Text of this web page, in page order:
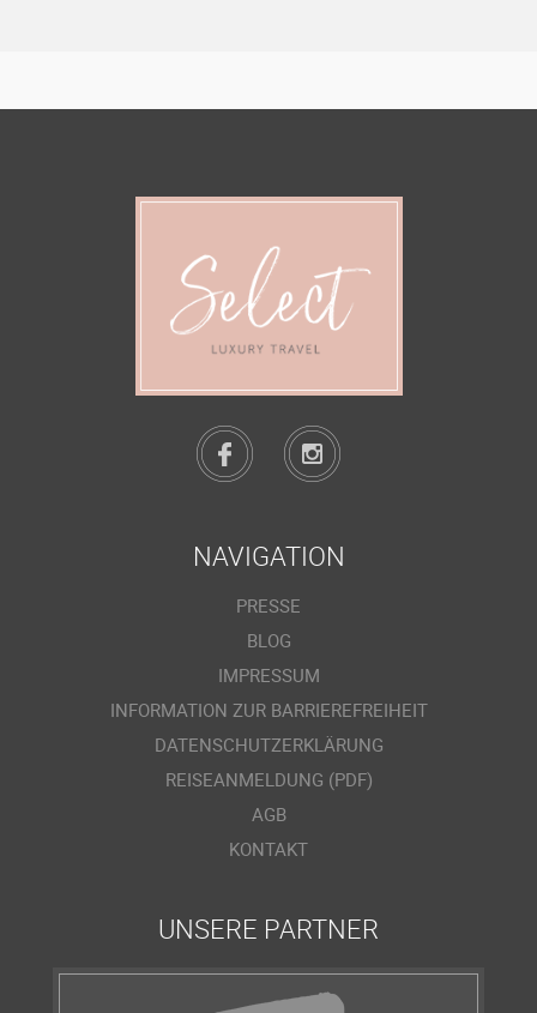
NAVIGATION
PRESSE
BLOG
IMPRESSUM
INFORMATION ZUR BARRIEREFREIHEIT
DATENSCHUTZERKLÄRUNG
REISEANMELDUNG (PDF)
AGB
KONTAKT
UNSERE PARTNER